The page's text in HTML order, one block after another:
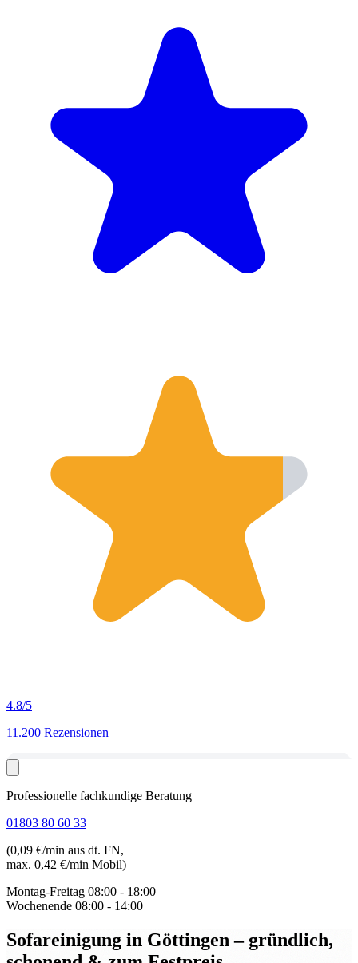
4.8/5
11.200 Rezensionen
Professionelle fachkundige Beratung
01803 80 60 33
(0,09 €/min aus dt. FN,
max. 0,42 €/min Mobil)
Montag-Freitag 08:00 - 18:00
Wochenende 08:00 - 14:00
Sofareinigung in Göttingen– gründlich,